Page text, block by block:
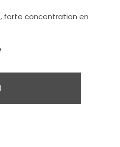
forte concentration en